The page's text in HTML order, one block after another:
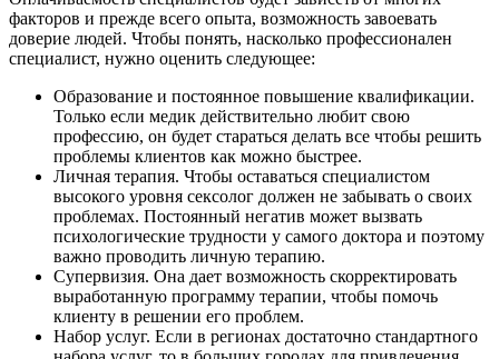
факторов и прежде всего опыта, возможность завоевать
доверие людей. Чтобы понять, насколько профессионален
специалист, нужно оценить следующее:
Образование и постоянное повышение квалификации.
Только если медик действительно любит свою
профессию, он будет стараться делать все чтобы решить
проблемы клиентов как можно быстрее.
Личная терапия. Чтобы оставаться специалистом
высокого уровня сексолог должен не забывать о своих
проблемах. Постоянный негатив может вызвать
психологические трудности у самого доктора и поэтому
важно проводить личную терапию.
Супервизия. Она дает возможность скорректировать
выработанную программу терапии, чтобы помочь
клиенту в решении его проблем.
Набор услуг. Если в регионах достаточно стандартного